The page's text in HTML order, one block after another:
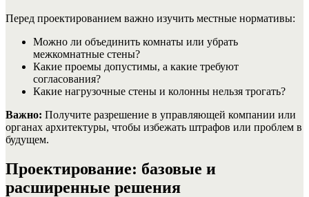
Перед проектированием важно изучить местные нормативы:
Можно ли объединить комнаты или убрать
межкомнатные стены?
Какие проемы допустимы, а какие требуют
согласования?
Какие нагрузочные стены и колонны нельзя трогать?
Важно: Получите разрешение в управляющей компании или
органах архитектуры, чтобы избежать штрафов или проблем в
будущем.
Проектирование: базовые и
расширенные решения